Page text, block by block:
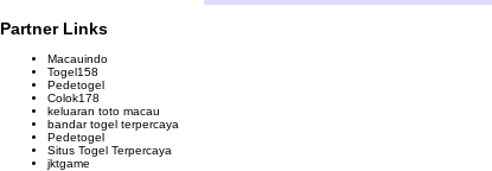
Partner Links
Macauindo
Togel158
Pedetogel
Colok178
keluaran toto macau
bandar togel terpercaya
Pedetogel
Situs Togel Terpercaya
jktgame